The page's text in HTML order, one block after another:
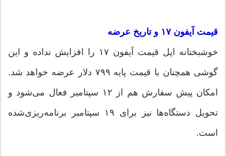
قیمت آیفون ۱۷ و تاریخ عرضه
خوشبختانه اپل قیمت آیفون ۱۷ را افزایش نداده و این
گوشی همچنان با قیمت پایه ۷۹۹ دلار عرضه خواهد شد.
امکان پیش سفارش هم از ۱۲ سپتامبر فعال می‌شود و
تحویل دستگاه‌ها نیز برای ۱۹ سپتامبر برنامه‌ریزی‌شده
است.